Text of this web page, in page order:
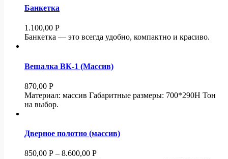
Банкетка
1.100,00 Р
Банкетка — это всегда удобно, компактно и красиво.
Вешалка ВК-1 (Массив)
870,00 Р
Материал: массив Габаритные размеры: 700*290Н Тон
на выбор.
Дверное полотно (массив)
850,00 Р – 8.600,00 Р